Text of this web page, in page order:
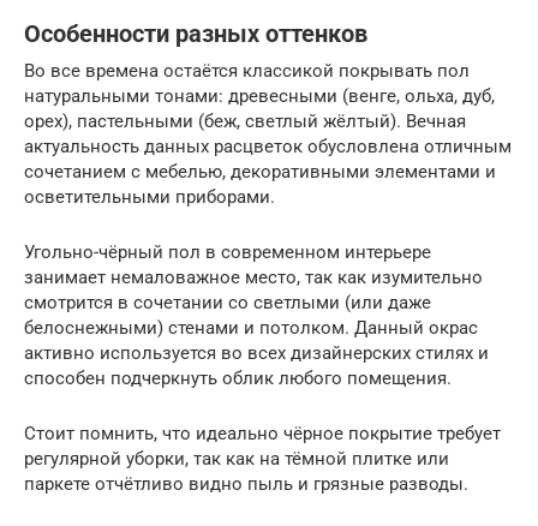
Особенности разных оттенков
Во все времена остаётся классикой покрывать пол
натуральными тонами: древесными (венге, ольха, дуб,
орех), пастельными (беж, светлый жёлтый). Вечная
актуальность данных расцветок обусловлена отличным
сочетанием с мебелью, декоративными элементами и
осветительными приборами.
Угольно-чёрный пол в современном интерьере
занимает немаловажное место, так как изумительно
смотрится в сочетании со светлыми (или даже
белоснежными) стенами и потолком. Данный окрас
активно используется во всех дизайнерских стилях и
способен подчеркнуть облик любого помещения.
Стоит помнить, что идеально чёрное покрытие требует
регулярной уборки, так как на тёмной плитке или
паркете отчётливо видно пыль и грязные разводы.